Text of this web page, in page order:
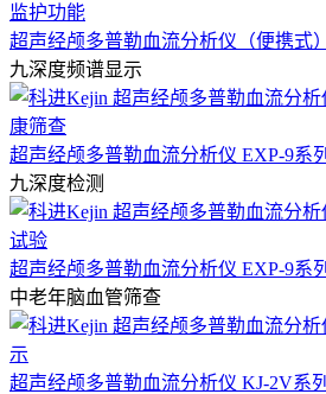
超声经颅多普勒血流分析仪（便携式
九深度频谱显示
超声经颅多普勒血流分析仪 EXP-9系列
九深度检测
超声经颅多普勒血流分析仪 EXP-9系列
中老年脑血管筛查
超声经颅多普勒血流分析仪 KJ-2V系列